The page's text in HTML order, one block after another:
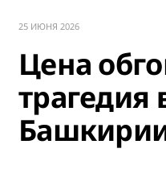
25 ИЮНЯ 2026
Цена
трагедия